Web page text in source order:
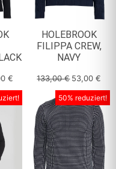
€
HOLEBROOK
FILIPPA CREW,
NAVY
133,00€ 53,00€
50% reduziert!